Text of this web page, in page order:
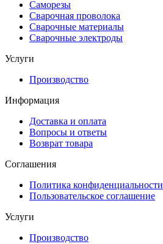
Саморезы
Сварочная проволока
Сварочные материалы
Сварочные электроды
Услуги
Производство
Информация
Доставка и оплата
Вопросы и ответы
Возврат товара
Соглашения
Политика конфиденциальности
Пользовательское соглашение
Услуги
Производство